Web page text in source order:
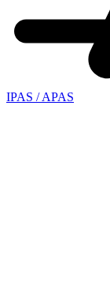
IPAS / APAS